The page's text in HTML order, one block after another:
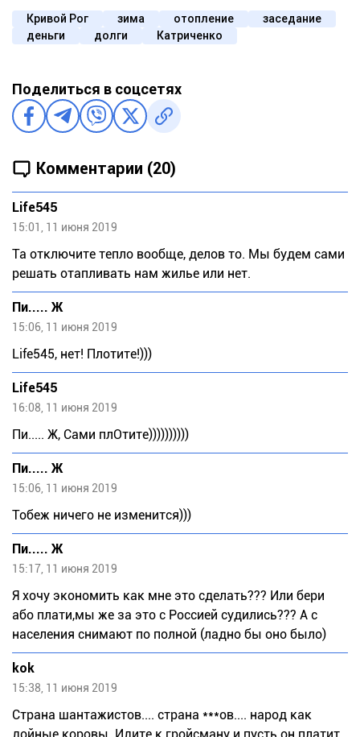
Кривой Рог зима отопление
заседание
деньги
долги Катриченко
Поделиться в соцсетях
Комментарии (20)
Life545
15:01, 11 июня 2019
Та отключите тепло вообще, делов то. Мы будем сами
решать отапливать нам жилье или нет.
Пи..... Ж
15:06, 11 июня 2019
Lifе545, нет! Плотите!)))
Life545
16:08, 11 июня 2019
Пи..... Ж, Сами плОтите))))))))))
Пи..... Ж
15:06, 11 июня 2019
Тобеж ничего не изменится)))
Пи..... Ж
15:17, 11 июня 2019
Я хочу экономить как мне это сделать??? Или бери
або плати,мы же за это с Россией судились??? А с
населения снимают по полной (ладно бы оно было)
kok
15:38, 11 июня 2019
Страна шантажистов.... страна ***ов.... народ как
дойные коровы. Идите к гройсману и пусть он платит